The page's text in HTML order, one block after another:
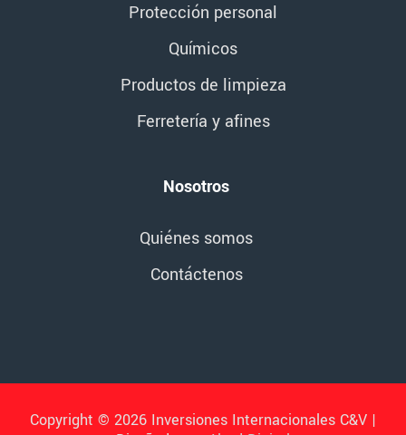
Protección personal
Químicos
Productos de limpieza
Ferretería y afines
Nosotros
Quiénes somos
Contáctenos
Copyright © 2026 Inversiones Internacionales C&V |